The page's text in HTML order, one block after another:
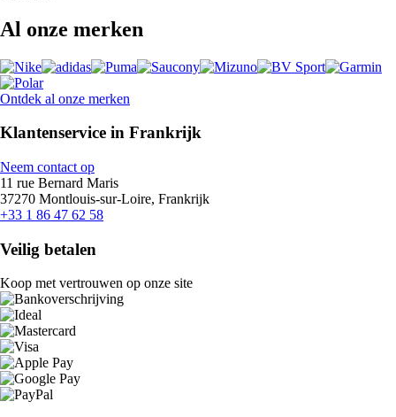
Al onze merken
Ontdek al onze merken
Klantenservice in Frankrijk
Neem contact op
11 rue Bernard Maris
37270 Montlouis-sur-Loire, Frankrijk
+33 1 86 47 62 58
Veilig betalen
Koop met vertrouwen op onze site